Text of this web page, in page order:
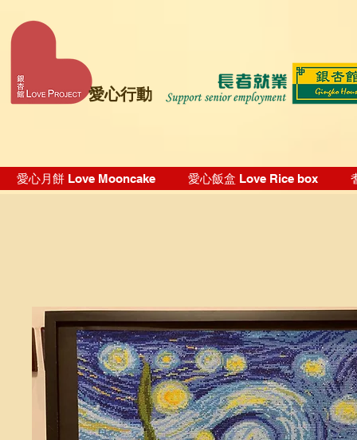
愛心行動
愛心月餅 Love Mooncake 愛心飯盒 Love Rice box